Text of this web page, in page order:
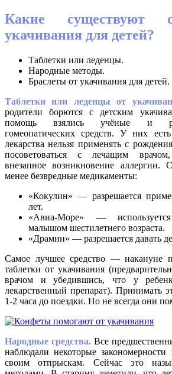
Какие существуют
укачивания для детей?
Таблетки или леденцы.
Народные методы.
Браслеты от укачивания для детей.
Таблетки или леденцы от
родители борются с детским
помощь взялись учёные и
гомеопатических средств. У них
лекарства нельзя применять с
посоветоваться с лечащим
внезапное возникновение
менее безвредные медикаменты:
«Кокулин» — разрешается
лет.
«Авиа-Море» —
малышом шестилетнего возраста.
«Драмин» — разрешается давать
Самое лучшее средство — накануне
таблетки от укачивания
врачом и убедившись, что у
лекарственный препарат). Принимать
1-2 часа до поездки. Но не всегда они
Народные средства. Все
наблюдали некоторые
своим отпрыскам. Сейчас это